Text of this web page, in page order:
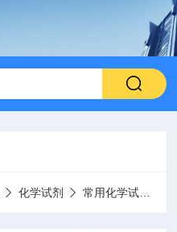
化学试剂 常用化学试剂